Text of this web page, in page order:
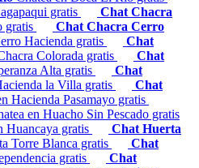
gratis
Chat Chacra
gratis
Chat Chacra Cerro
Hacienda gratis
Chat
Colorada gratis
Chat
Alta gratis
Chat
la Villa gratis
Chat
Hacienda Pasamayo gratis
en Huacho Sin Pescado gratis
Huancaya gratis
Chat Huerta
Torre Blanca gratis
Chat
gratis
Chat